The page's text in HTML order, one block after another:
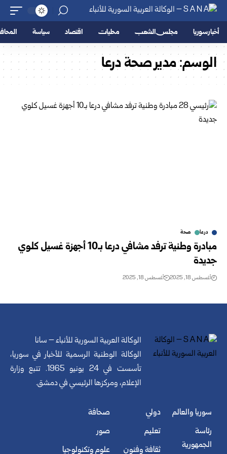
أخبار سوريا مجلس الشعب محليات اقتصاد سياسة
الوسم:مدير صحة درعا
درعا صحة
مبادرة وطنية ترفد مشافي درعا بـ10 أجهزة غسيل كلوي
جديدة
أغسطس 18, 2025 أغسطس 18, 2025
الوكالة العربية السورية للأنباء – سانا
الوكالة الوطنية الرسمية للأخبار في سوريا،
تأسست في 24 يونيو 1965. تتبع وزارة
الإعلام، ومركزها الرئيسي في دمشق.
سوريا والعالم
رئاسة
الجمهورية
دولي
تعليم
ثقافة وفنون
صحافة
صور
علوم وتكنولوجيا